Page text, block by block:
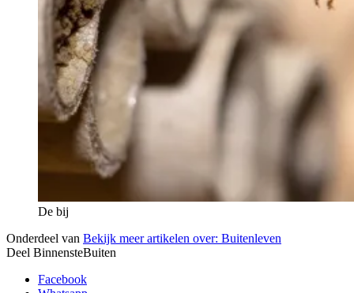
De bij
Onderdeel van Bekijk meer artikelen over: Buitenleven
Deel BinnensteBuiten
Facebook